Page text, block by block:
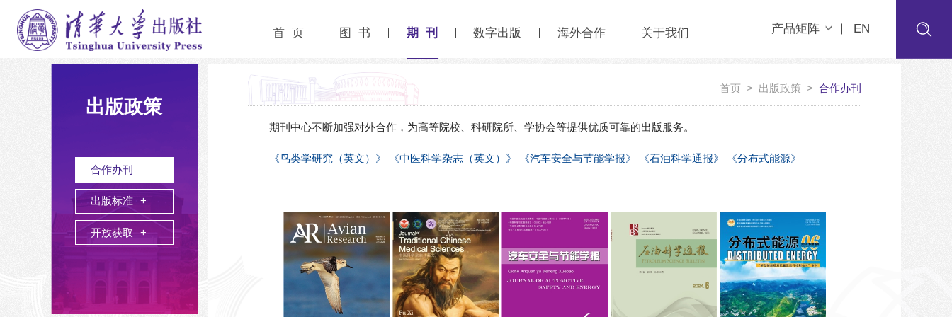
首 页 图 书 期 刊 数字出版 海外合作 关于我们 产品矩阵 EN
出版政策
合作办刊
出版标准
开放获取
首页 > 出版政策 > 合作办刊
期刊中心不断加强对外合作，为高等院校、科研院所、学协会等提供优质可靠的出版服务。
《鸟类学研究（英文）》 《中医科学杂志（英文）》 《汽车安全与节能学报》 《石油科学通报》 《分布式能源》